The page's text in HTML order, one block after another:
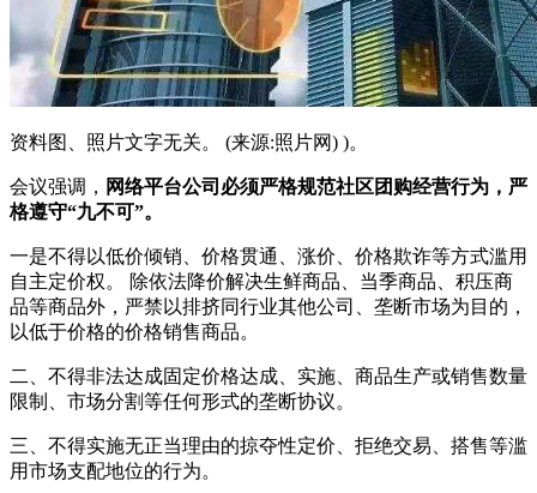
资料图、照片文字无关。 (来源:照片网) )。
会议强调， 网络平台公司必须严格规范社区团购经营行为，严
格遵守“九不可”。
一是不得以低价倾销、价格贯通、涨价、价格欺诈等方式滥用
自主定价权。 除依法降价解决生鲜商品、当季商品、积压商
品等商品外，严禁以排挤同行业其他公司、垄断市场为目的，
以低于价格的价格销售商品。
二、不得非法达成固定价格达成、实施、商品生产或销售数量
限制、市场分割等任何形式的垄断协议。
三、不得实施无正当理由的掠夺性定价、拒绝交易、搭售等滥
用市场支配地位的行为。